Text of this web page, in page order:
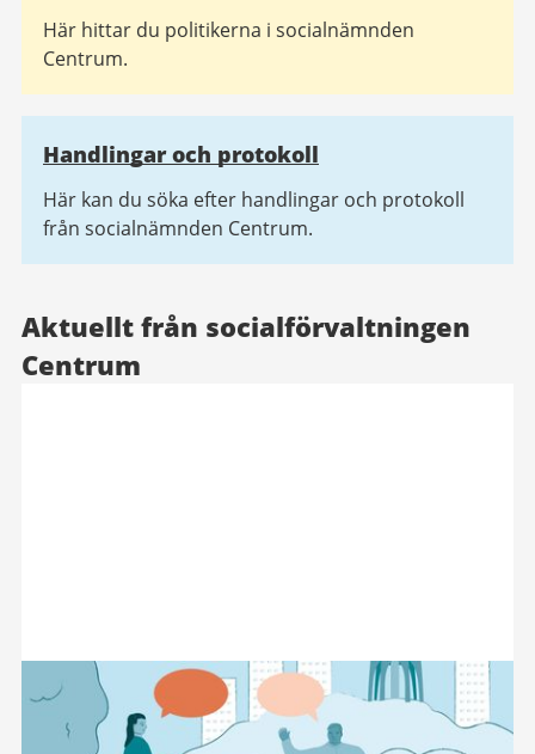
Här hittar du politikerna i socialnämnden
Centrum.
Handlingar och protokoll
Här kan du söka efter handlingar och protokoll
från socialnämnden Centrum.
Aktuellt från socialförvaltningen
Centrum